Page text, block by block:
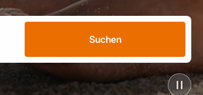
Suchen